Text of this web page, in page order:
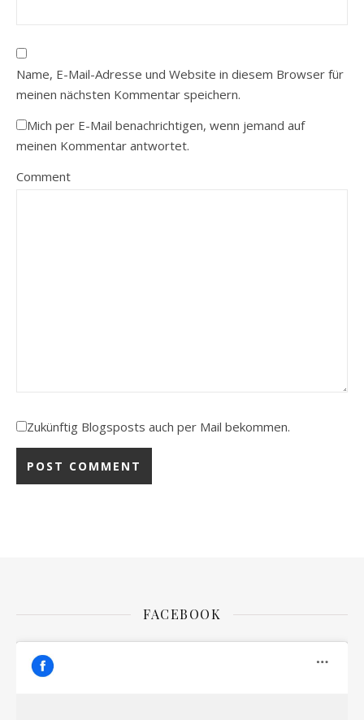
Name, E-Mail-Adresse und Website in diesem Browser für
meinen nächsten Kommentar speichern.
Mich per E-Mail benachrichtigen, wenn jemand auf
meinen Kommentar antwortet.
Comment
Zukünftig Blogsposts auch per Mail bekommen.
FACEBOOK